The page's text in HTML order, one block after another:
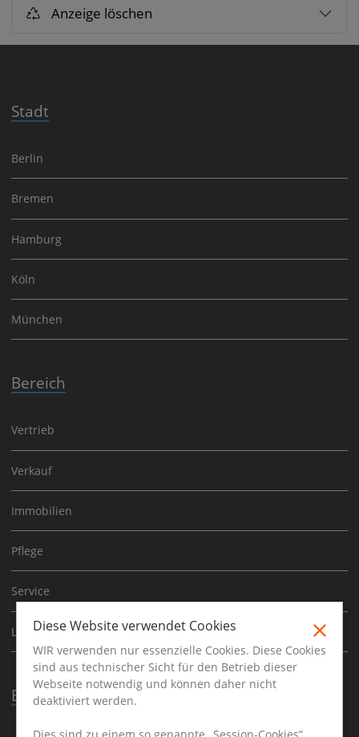
Anzeige löschen
Stadt
Berlin
Bremen
Hamburg
Köln
München
Bereich
Vertrieb
Verkauf
Immobilien
Pflege
Service
Logistik
Beruf
Diese Website verwendet Cookies
WIR verwenden nur essenzielle Cookies. Diese Cookies
sind aus technischer Sicht für den Betrieb dieser
Webseite notwendig und können daher nicht
deaktiviert werden.